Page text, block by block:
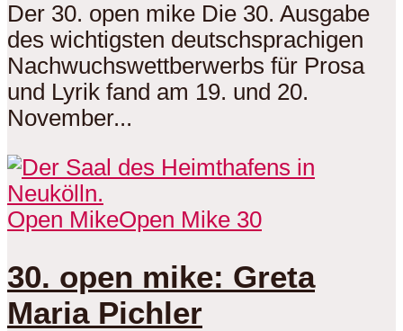
Der 30. open mike Die 30. Ausgabe
des wichtigsten deutschsprachigen
Nachwuchswettberwerbs für Prosa
und Lyrik fand am 19. und 20.
November...
Open MikeOpen Mike 30
30. open mike: Greta
Maria Pichler